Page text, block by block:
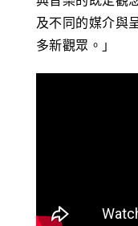
及不同的媒介與
多新觀眾。」